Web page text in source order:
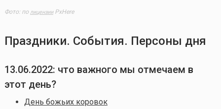
Фото: по лицензииPxHere
Праздники. События. Персоны дня
13.06.2022: что важного мы отмечаем в
этот день?
День божьих коровок